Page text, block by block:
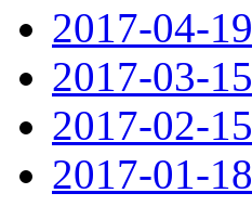
2017-04-19
2017-03-15
2017-02-15
2017-01-18